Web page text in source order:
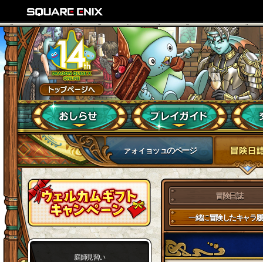
ァォィョッュのページ
庭師見習い
冒険日誌
一緒に冒険したキャラ